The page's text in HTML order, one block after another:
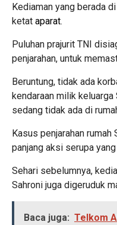
Kediaman yang berada
ketat aparat.
Puluhan prajurit TNI
penjarahan, untuk
Beruntung, tidak ada
kendaraan milik keluarga
sedang tidak ada di
Kasus penjarahan
panjang aksi serupa
Sehari sebelumnya,
Sahroni juga digeruduk
Baca juga: Telkom